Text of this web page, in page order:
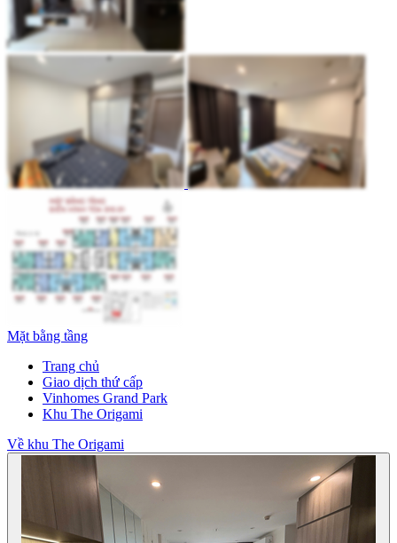
Mặt bằng tầng
Trang chủ
Giao dịch thứ cấp
Vinhomes Grand Park
Khu The Origami
Về khu The Origami